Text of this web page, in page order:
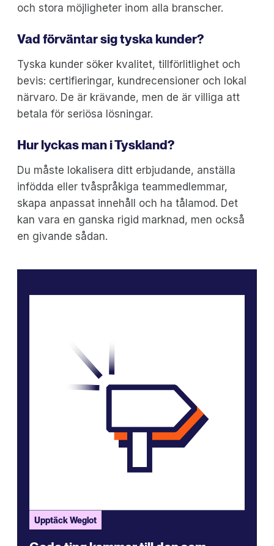
och stora möjligheter inom alla branscher.
Vad förväntar sig tyska kunder?
Tyska kunder söker kvalitet, tillförlitlighet och
bevis: certifieringar, kundrecensioner och lokal
närvaro. De är krävande, men de är villiga att
betala för seriösa lösningar.
Hur lyckas man i Tyskland?
Du måste lokalisera ditt erbjudande, anställa
infödda eller tvåspråkiga teammedlemmar,
skapa anpassat innehåll och ha tålamod. Det
kan vara en ganska rigid marknad, men också
en givande sådan.
Upptäck Weglot